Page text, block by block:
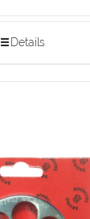
Details